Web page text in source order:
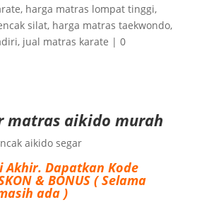
, harga matras lompat tinggi,
silat, harga matras taekwondo,
, jual matras karate | 0
matras aikido murah
aikido segar
Akhir. Dapatkan Kode
& BONUS ( Selama
ada )